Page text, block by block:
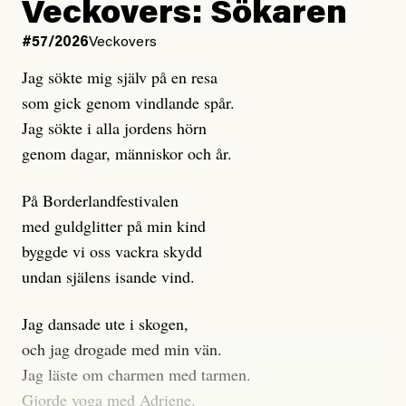
Kuhn och Sassarinis-McGowan hävdar att
Dagens ETC arbetar med ”opålitliga källor” för att
klickbete är inte intressant för Dagens ETC.
Journalistiken är låst. En klatschig men korrekt rubrik
gör förhoppningsvis att en nyfiken beställer
prenumeration, men den avslutas sekunder senare om
dessa granskningar på olika källor, alltifrån domar till
en mängd intervjupersoner, inklusive generös
möjlighet att bemöta för såväl personen vars motiv att
engagera sig i Palestinarörelsen ifrågasätts som de
grupper där Säpo-resursen samlade in uppgifter.
Researchen är grundlig.
Möjligen är det egentligen inte journalistikens metod
Veckovers: Sökaren
#57/2026Veckovers
Jag sökte mig själv på en resa
som gick genom vindlande spår.
Jag sökte i alla jordens hörn
genom dagar, människor och år.
På Borderlandfestivalen
med guldglitter på min kind
byggde vi oss vackra skydd
undan själens isande vind.
Jag dansade ute i skogen,
och jag drogade med min vän.
Jag läste om charmen med tarmen.
Gjorde yoga med Adriene.